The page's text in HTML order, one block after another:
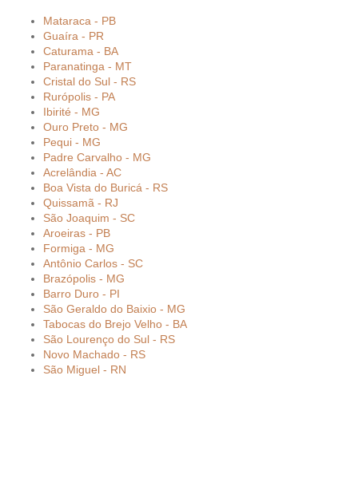
Mataraca - PB
Guaíra - PR
Caturama - BA
Paranatinga - MT
Cristal do Sul - RS
Rurópolis - PA
Ibirité - MG
Ouro Preto - MG
Pequi - MG
Padre Carvalho - MG
Acrelândia - AC
Boa Vista do Buricá - RS
Quissamã - RJ
São Joaquim - SC
Aroeiras - PB
Formiga - MG
Antônio Carlos - SC
Brazópolis - MG
Barro Duro - PI
São Geraldo do Baixio - MG
Tabocas do Brejo Velho - BA
São Lourenço do Sul - RS
Novo Machado - RS
São Miguel - RN